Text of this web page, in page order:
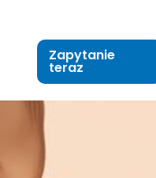
Zapytanie
teraz